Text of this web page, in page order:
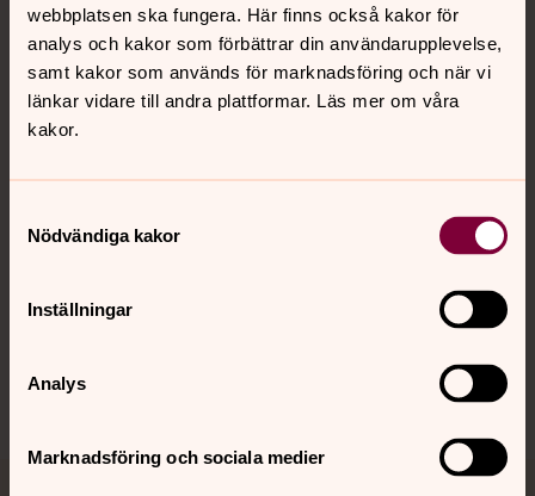
webbplatsen ska fungera. Här finns också kakor för
analys och kakor som förbättrar din användarupplevelse,
samt kakor som används för marknadsföring och när vi
länkar vidare till andra plattformar. Läs mer om våra
kakor.
Nödvändiga kakor
Inställningar
Analys
Marknadsföring och sociala medier
Kontakt
Hitta snabbt
Sociala kanaler